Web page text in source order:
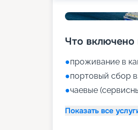
Что включено
●проживание в
●портовый сбор
●чаевые
Показать все